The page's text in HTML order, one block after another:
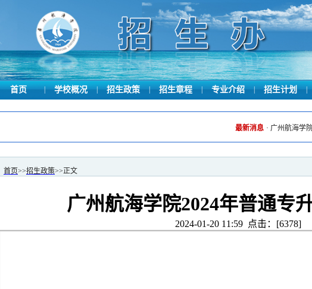
首页 | 学校概况 | 招生政策 | 招生章程 | 专业介绍 | 招生计划 |
最新消息 ·广州航海学院
首页>>招生政策>>正文
广州航海学院2024年普通专
2024-01-20 11:59 点击：[6378]